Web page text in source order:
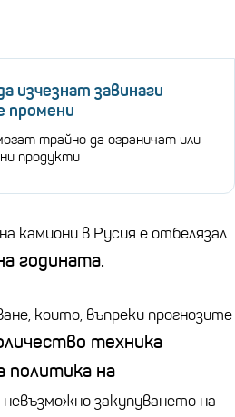
изчезнат завинаги
промени
трайно да ограничат или
продукти
камиони в Русия е отбелязал
годината.
които, въпреки прогнозите
техника
политика на
закупуването на